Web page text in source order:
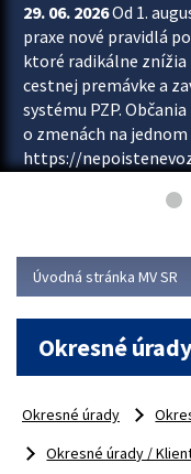
29. 06. 2026Od 1.
praxe nové pravidlá
ktoré radikálne
cestnej premávke a
systému PZP.
o zmenách na
https://
asociácie poisťovní
Viac
Úvodná stránka MV SR
Okresné úrady
Okresné úrady
Okresné úrady /